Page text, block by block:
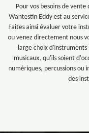
Pour vos besoins de vente
Wantestin Eddy est au
Faites ainsi évaluer votre
ou venez directement nous
large choix d'instruments
musicaux, qu'ils soient
numériques, percussions ou
des